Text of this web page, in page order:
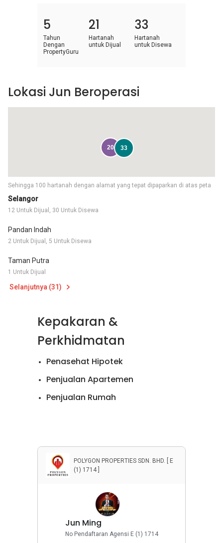
5
Tahun
Dengan
PropertyGuru
21
Hartanah
untuk Dijual
33
Hartanah
untuk Disewa
Selangor
12 Untuk Dijual, 30 Untuk Disewa
Pandan Indah
2 Untuk Dijual, 5 Untuk Disewa
Taman Putra
1 Untuk Dijual
Selanjutnya (31)
Sehingga 100 hartanah dengan alamat yang tepat dipaparkan di atas peta
20 33
Lokasi Jun Beroperasi
Kepakaran &
Perkhidmatan
Penasehat Hipotek
Penjualan Apartemen
Penjualan Rumah
POLYGON PROPERTIES SDN. BHD. [ E
(1) 1714 ]
Jun Ming
No Pendaftaran Agensi E (1) 1714